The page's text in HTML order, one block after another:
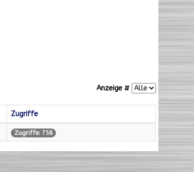
Anzeige #
Zugriffe
Zugriffe: 758